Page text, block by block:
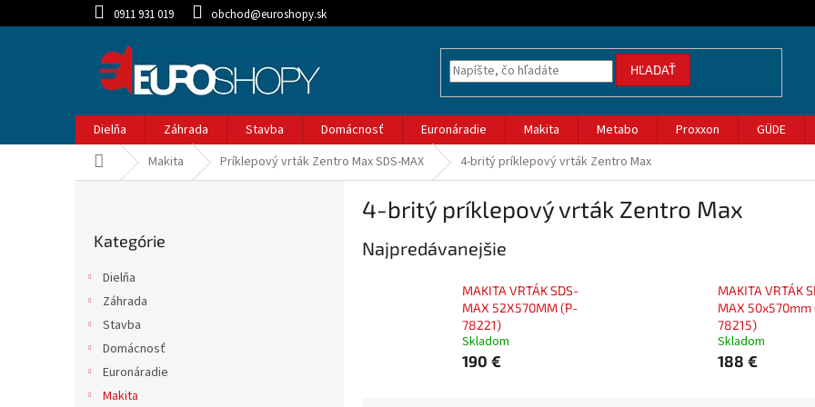
na
0911 931 019 obchod@euroshopy.sk
HĽADAŤ
Dielňa Záhrada Stavba Domácnosť Euronáradie Makita Metabo Proxxon GÜDE
DomovMakita Príklepový vrták Zentro Max SDS-MAX 4-britý príklepový vrták Zentro Max
kategórie
Kategórie
Dielňa
Záhrada
Stavba
Domácnosť
Euronáradie
Makita
4-britý príklepový vrták Zentro Max
Najpredávanejšie
MAKITA VRTÁK SDS-
MAX 52X570MM (P-
78221)
Skladom
190 €
MAKITA VRTÁK
MAX 50x570mm
78215)
Skladom
188 €